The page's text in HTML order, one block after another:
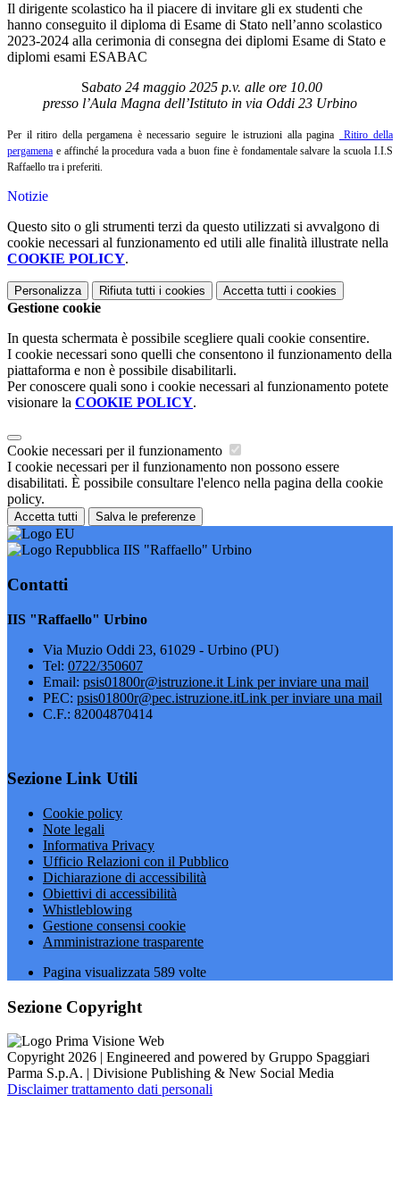
Il dirigente scolastico ha il piacere di invitare gli ex studenti che
hanno conseguito il diploma di Esame di Stato nell’anno scolastico
2023-2024 alla cerimonia di consegna dei diplomi Esame di Stato e
diplomi esami ESABAC
Sabato 24 maggio 2025 p.v. alle ore 10.00
presso l’Aula Magna dell’Istituto in via Oddi 23 Urbino
Per il ritiro della pergamena è necessario seguire le istruzioni alla pagina
Ritiro della
pergamena e affinché la procedura vada a buon fine è fondamentale salvare la scuola I.I.S
Raffaello tra i preferiti.
Notizie
Questo sito o gli strumenti terzi da questo utilizzati si avvalgono di
cookie necessari al funzionamento ed utili alle finalità illustrate nella
COOKIE POLICY.
Personalizza Rifiuta tutti i cookies Accetta tutti i cookies
Gestione cookie
In questa schermata è possibile scegliere quali cookie consentire.
I cookie necessari sono quelli che consentono il funzionamento della
piattaforma e non è possibile disabilitarli.
Per conoscere quali sono i cookie necessari al funzionamento potete
visionare la COOKIE POLICY.
Cookie necessari per il funzionamento
I cookie necessari per il funzionamento non possono essere
disabilitati. È possibile consultare l'elenco nella pagina della cookie
policy.
Accetta tutti Salva le preferenze
IIS "Raffaello" Urbino
Contatti
IIS "Raffaello" Urbino
Via Muzio Oddi 23, 61029 - Urbino (PU)
Tel: 0722/350607
Email: psis01800r@istruzione.it Link per inviare una mail
PEC: psis01800r@pec.istruzione.itLink per inviare una mail
C.F.: 82004870414
Sezione Link Utili
Cookie policy
Note legali
Informativa Privacy
Ufficio Relazioni con il Pubblico
Dichiarazione di accessibilità
Obiettivi di accessibilità
Whistleblowing
Gestione consensi cookie
Amministrazione trasparente
Pagina visualizzata 589 volte
Sezione Copyright
Copyright 2026 | Engineered and powered by Gruppo Spaggiari
Parma S.p.A. | Divisione Publishing & New Social Media
Disclaimer trattamento dati personali